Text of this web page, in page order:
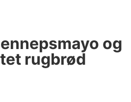
og
rugbrød